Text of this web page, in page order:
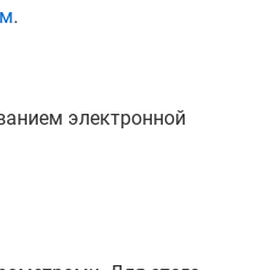
.
электронной